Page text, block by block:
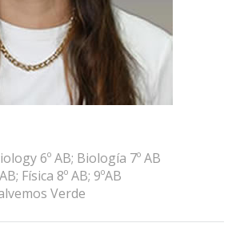
6º AB; Biología 7º AB
Física 8º AB; 9ºAB
Verde